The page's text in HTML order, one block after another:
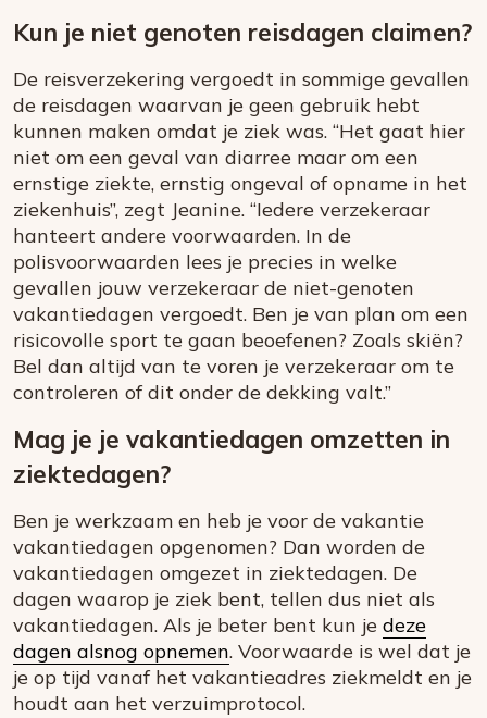
Kun je niet genoten reisdagen claimen?
De reisverzekering vergoedt in sommige gevallen
de reisdagen waarvan je geen gebruik hebt
kunnen maken omdat je ziek was. “Het gaat hier
niet om een geval van diarree maar om een
ernstige ziekte, ernstig ongeval of opname in het
ziekenhuis”, zegt Jeanine. “Iedere verzekeraar
hanteert andere voorwaarden. In de
polisvoorwaarden lees je precies in welke
gevallen jouw verzekeraar de niet-genoten
vakantiedagen vergoedt. Ben je van plan om een
risicovolle sport te gaan beoefenen? Zoals skiën?
Bel dan altijd van te voren je verzekeraar om te
controleren of dit onder de dekking valt.”
Mag je je vakantiedagen omzetten in
ziektedagen?
Ben je werkzaam en heb je voor de vakantie
vakantiedagen opgenomen? Dan worden de
vakantiedagen omgezet in ziektedagen. De
dagen waarop je ziek bent, tellen dus niet als
vakantiedagen. Als je beter bent kun je deze
dagen alsnog opnemen. Voorwaarde is wel dat je
je op tijd vanaf het vakantieadres ziekmeldt en je
houdt aan het verzuimprotocol.